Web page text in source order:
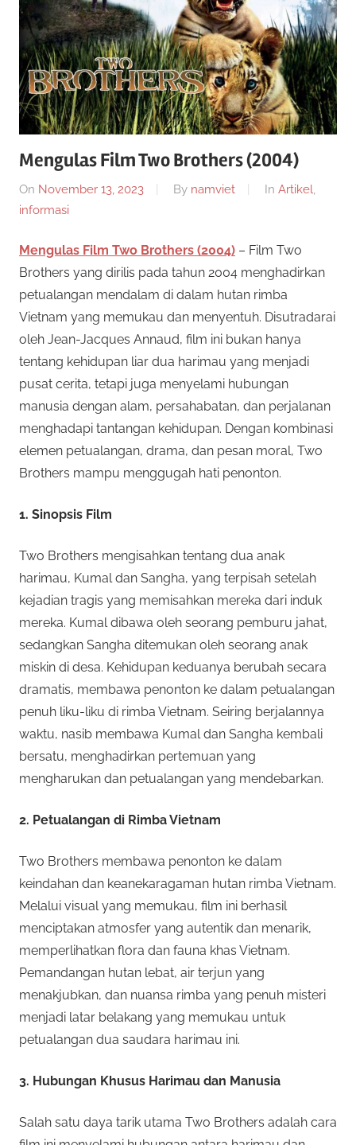
a
r
S
i
t
u
s
S
l
o
t
O
n
l
i
n
e
R
e
s
m
i
D
a
n
T
g
e
n
s
l
o
o
n
l
n
e
i
n
n
a
w
a
r
a
b
a
n
y
a
k
s
p
n
e
d
i
a
p
e
r
m
a
n
n
Mengulas Film Two Brothers (2004)
On November 13, 2023 By namviet In Artikel,
informasi
Mengulas Film Two Brothers (2004) – Film Two
Brothers yang dirilis pada tahun 2004 menghadirkan
petualangan mendalam di dalam hutan rimba
Vietnam yang memukau dan menyentuh. Disutradarai
oleh Jean-Jacques Annaud, film ini bukan hanya
tentang kehidupan liar dua harimau yang menjadi
pusat cerita, tetapi juga menyelami hubungan
manusia dengan alam, persahabatan, dan perjalanan
menghadapi tantangan kehidupan. Dengan kombinasi
elemen petualangan, drama, dan pesan moral, Two
Brothers mampu menggugah hati penonton.
1. Sinopsis Film
Two Brothers mengisahkan tentang dua anak
harimau, Kumal dan Sangha, yang terpisah setelah
kejadian tragis yang memisahkan mereka dari induk
mereka. Kumal dibawa oleh seorang pemburu jahat,
sedangkan Sangha ditemukan oleh seorang anak
miskin di desa. Kehidupan keduanya berubah secara
dramatis, membawa penonton ke dalam petualangan
penuh liku-liku di rimba Vietnam. Seiring berjalannya
waktu, nasib membawa Kumal dan Sangha kembali
bersatu, menghadirkan pertemuan yang
mengharukan dan petualangan yang mendebarkan.
2. Petualangan di Rimba Vietnam
Two Brothers membawa penonton ke dalam
keindahan dan keanekaragaman hutan rimba Vietnam.
Melalui visual yang memukau, film ini berhasil
menciptakan atmosfer yang autentik dan menarik,
memperlihatkan flora dan fauna khas Vietnam.
Pemandangan hutan lebat, air terjun yang
menakjubkan, dan nuansa rimba yang penuh misteri
menjadi latar belakang yang memukau untuk
petualangan dua saudara harimau ini.
3. Hubungan Khusus Harimau dan Manusia
Salah satu daya tarik utama Two Brothers adalah cara